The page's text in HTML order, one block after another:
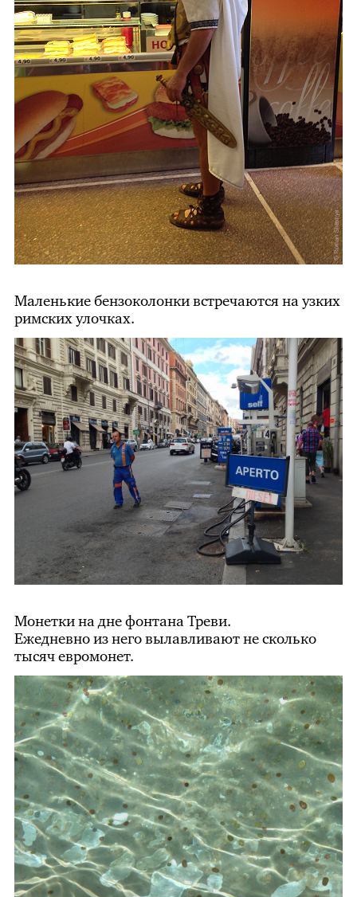
Маленькие бензоколонки встречаются на узких
римских улочках.
Монетки на дне фонтана Треви.
Ежедневно из него вылавливают не сколько
тысяч евромонет.